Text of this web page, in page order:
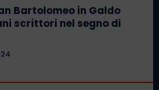
Bartolomeo in Galdo
scrittori nel segno di